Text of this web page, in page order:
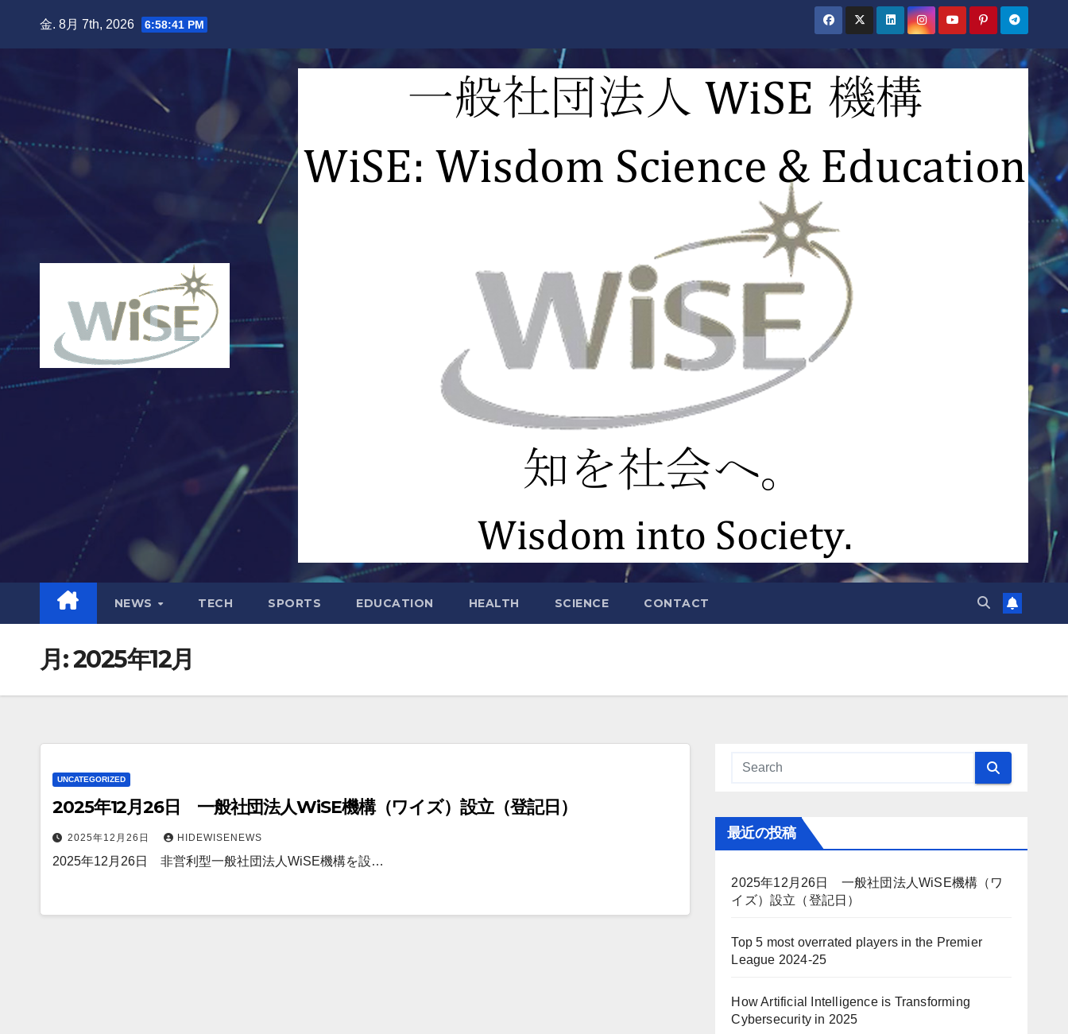
金. 8月 7th, 2026 6:58:42 PM
NEWS TECH SPORTS EDUCATION HEALTH SCIENCE CONTACT
月:2025年12月
UNCATEGORIZED
2025年12月26日 一般社団法人WiSE機構（ワイズ）設立（登記日）
2025年12月26日 HIDEWISENEWS
2025年12月26日 非営利型一般社団法人WiSE機構を設…
最近の投稿
2025年12月26日 一般社団法人WiSE機構（ワ
イズ）設立（登記日）
Top 5 most overrated players in the Premier
League 2024-25
How Artificial Intelligence is Transforming
Cybersecurity in 2025